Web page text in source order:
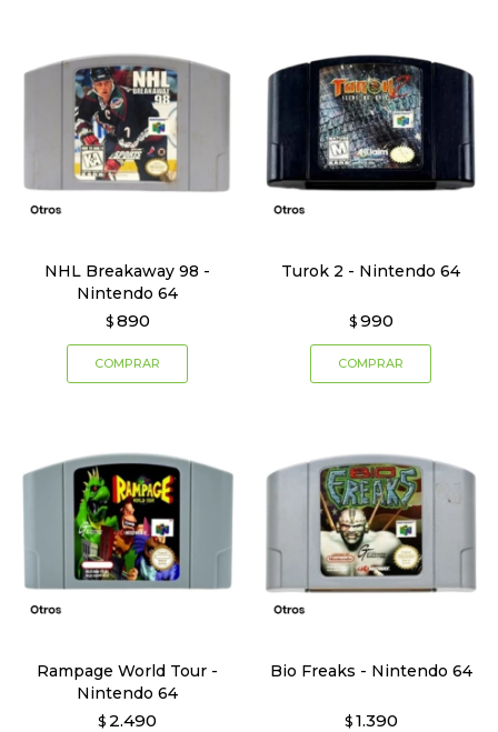
NHL Breakaway 98 -
Nintendo 64
$ 890
Turok 2 - Nintendo 64
$ 990
Rampage World Tour -
Nintendo 64
$ 2.490
Bio Freaks - Nintendo 64
$ 1.390